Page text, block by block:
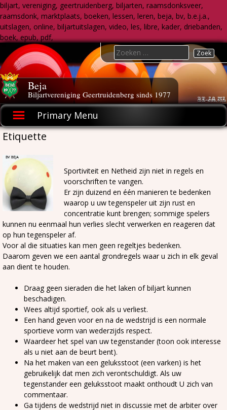
biljart, vereniging, geertruidenberg, biljarten, raamsdonksveer,
raamsdonk, marktplaats, boeken, lessen, leren, beja, bv, b.e.j.a.,
uitslagen, online, biljartuitslagen, video, les, libre, kader, driebanden,
boek, epub, pdf,
to
content
Beja
Biljartvereniging Geertruidenberg sinds 1977
Primary Menu
Search
for:
Etiquette
Sportiviteit en Netheid zijn niet in regels en
voorschriften te vangen.
Er zijn duizend en één manieren te bedenken
waarop u uw tegenspeler uit zijn rust en
concentratie kunt brengen; sommige spelers
kunnen nu eenmaal hun verlies slecht verwerken en reageren dat
op hun tegenspeler af.
Voor al die situaties kan men geen regeltjes bedenken.
Daarom geven we een aantal grondregels waar u zich in elk geval
aan dient te houden.
Draag geen sieraden die het laken of biljart kunnen
beschadigen.
Wees altijd sportief, ook als u verliest.
Een hand geven voor en na de wedstrijd is een normale
sportieve vorm van wederzijds respect.
Waardeer het spel van uw tegenstander (toon ook interesse
als u niet aan de beurt bent).
Na het maken van een geluksstoot (een varken) is het
gebruikelijk dat men zich verontschuldigt. Als uw
tegenstander een geluksstoot maakt onthoudt U zich van
commentaar.
Ga tijdens de wedstrijd niet in discussie met de arbiter over